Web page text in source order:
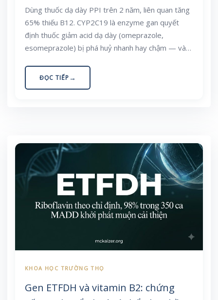
Dùng thuốc dạ dày PPI trên 2 năm, liên quan tăng
65% thiếu B12. CYP2C19 là enzyme gan quyết
định thuốc giảm acid dạ dày (omeprazole,
esomeprazole) bị phá huỷ nhanh hay chậm — và
enzyme này yếu đi. Bài viết giải thích cơ chế, bằng
chứng, và những vi chất cần để ý khi phải ức chế
ĐỌC TIẾP
Gen ETFDH và vitamin B2: chứng